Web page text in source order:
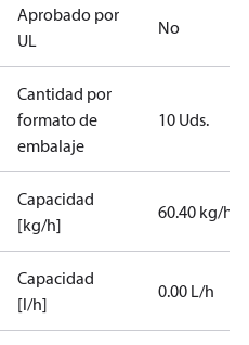
Aprobado por
UL
No
Cantidad por
formato de
embalaje
10 Uds.
Capacidad
[kg/h]
60.40 kg/h
Capacidad
[l/h]
0.00 L/h